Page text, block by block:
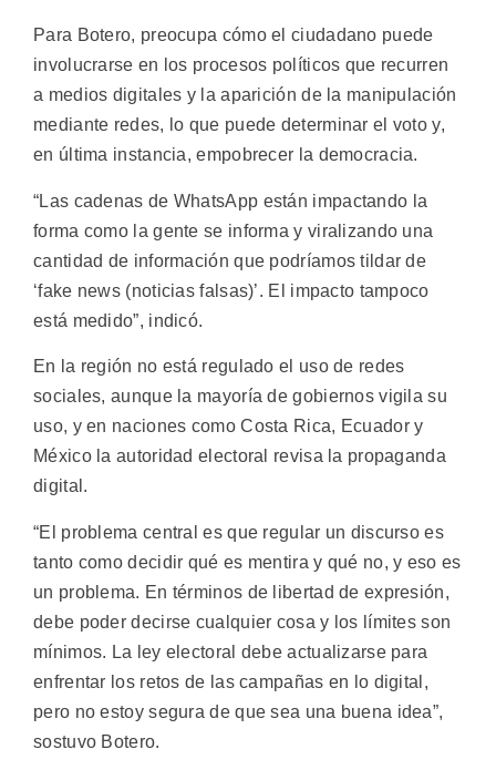
Para Botero, preocupa cómo el ciudadano puede
involucrarse en los procesos políticos que recurren
a medios digitales y la aparición de la manipulación
mediante redes, lo que puede determinar el voto y,
en última instancia, empobrecer la democracia.
“Las cadenas de WhatsApp están impactando la
forma como la gente se informa y viralizando una
cantidad de información que podríamos tildar de
‘fake news (noticias falsas)’. El impacto tampoco
está medido”, indicó.
En la región no está regulado el uso de redes
sociales, aunque la mayoría de gobiernos vigila su
uso, y en naciones como Costa Rica, Ecuador y
México la autoridad electoral revisa la propaganda
digital.
“El problema central es que regular un discurso es
tanto como decidir qué es mentira y qué no, y eso es
un problema. En términos de libertad de expresión,
debe poder decirse cualquier cosa y los límites son
mínimos. La ley electoral debe actualizarse para
enfrentar los retos de las campañas en lo digital,
pero no estoy segura de que sea una buena idea”,
sostuvo Botero.